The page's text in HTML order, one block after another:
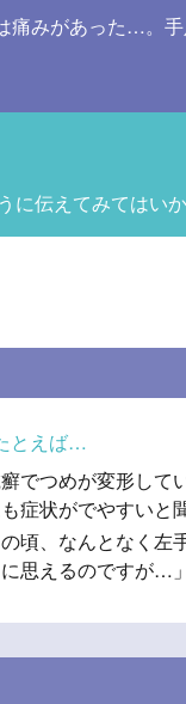
みがあった…。
に伝えてみてはい
とえば…
癬でつめが変形し
症状がでやすいと
の頃、なんとなく
思えるのですが…」